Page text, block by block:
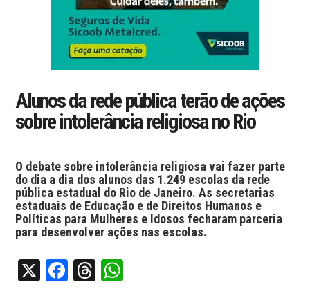
Alunos da rede pública terão de ações
sobre intolerância religiosa no Rio
O debate sobre intolerância religiosa vai fazer parte
do dia a dia dos alunos das 1.249 escolas da rede
pública estadual do Rio de Janeiro. As secretarias
estaduais de Educação e de Direitos Humanos e
Políticas para Mulheres e Idosos fecharam parceria
para desenvolver ações nas escolas.
X Facebook
Threads